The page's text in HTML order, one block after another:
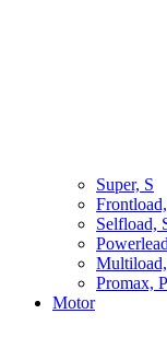
Super, S
Selfload,
Powerlead
Promax,
Motor